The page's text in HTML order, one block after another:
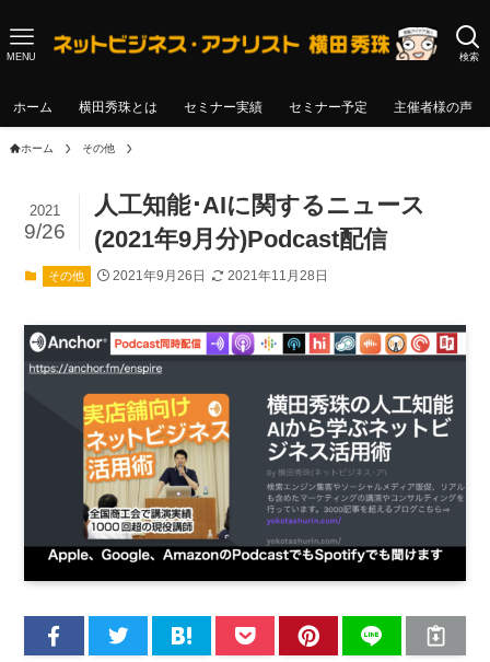
検索
MENU
ホーム 横田秀珠とは セミナー実績 セミナー予定 主催者様の声
ホーム その他
人工知能･AIに関するニュース
(2021年9月分)Podcast配信
2021
9/26
その他 2021年9月26日 2021年11月28日